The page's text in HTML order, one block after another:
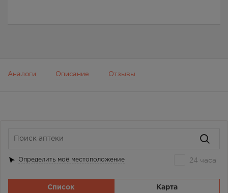
Аналоги Описание Отзывы
Определить моё местоположение 24 часа
Список Карта